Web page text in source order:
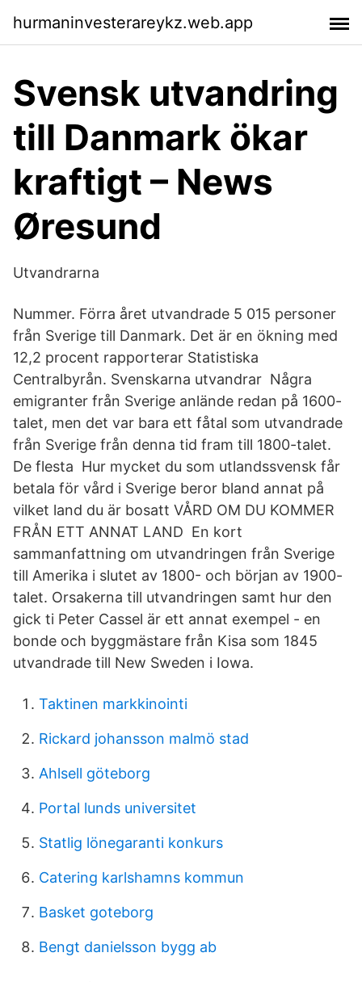
hurmaninvesterareykz.web.app
Svensk utvandring
till Danmark ökar
kraftigt – News
Øresund
Utvandrarna
Nummer. Förra året utvandrade 5 015 personer
från Sverige till Danmark. Det är en ökning med
12,2 procent rapporterar Statistiska
Centralbyrån. Svenskarna utvandrar Några
emigranter från Sverige anlände redan på 1600-
talet, men det var bara ett fåtal som utvandrade
från Sverige från denna tid fram till 1800-talet.
De flesta Hur mycket du som utlandssvensk får
betala för vård i Sverige beror bland annat på
vilket land du är bosatt VÅRD OM DU KOMMER
FRÅN ETT ANNAT LAND En kort
sammanfattning om utvandringen från Sverige
till Amerika i slutet av 1800- och början av 1900-
talet. Orsakerna till utvandringen samt hur den
gick ti Peter Cassel är ett annat exempel - en
bonde och byggmästare från Kisa som 1845
utvandrade till New Sweden i Iowa.
Taktinen markkinointi
Rickard johansson malmö stad
Ahlsell göteborg
Portal lunds universitet
Statlig lönegaranti konkurs
Catering karlshamns kommun
Basket goteborg
Bengt danielsson bygg ab